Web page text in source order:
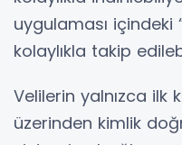
uygulaması içindeki
kolaylıkla takip
Velilerin yalnızca ilk
üzerinden kimlik